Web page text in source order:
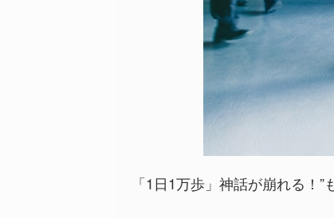
「1日1万歩」神話が崩れる！